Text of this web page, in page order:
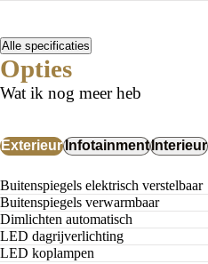
Alle specificaties
Opties
Wat ik nog meer heb
ExterieurInfotainmentInterieur
Buitenspiegels elektrisch verstelbaar
Buitenspiegels verwarmbaar
Dimlichten automatisch
LED dagrijverlichting
LED koplampen